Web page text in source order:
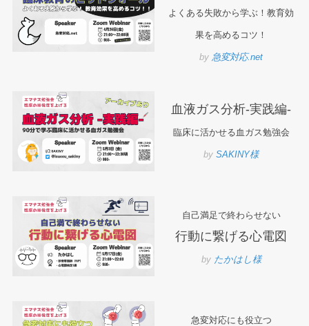
よくある失敗から学ぶ！教育効
果を高めるコツ！
by 急変対応.net
血液ガス分析-実践編-
臨床に活かせる血ガス勉強会
bySAKINY様
自己満足で終わらせない
行動に繋げる心電図
by たかはし様
急変対応にも役立つ